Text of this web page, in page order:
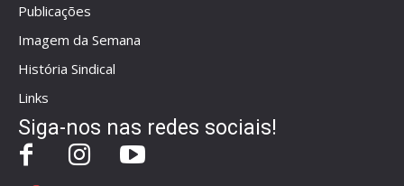
Publicações
Imagem da Semana
História Sindical
Links
Siga-nos nas redes sociais!